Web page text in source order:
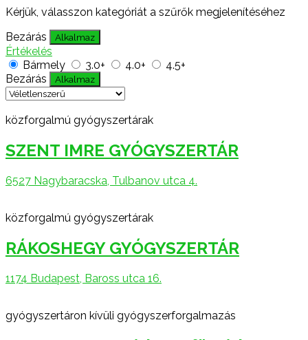
Kérjük, válasszon kategóriát a szűrők megjelenítéséhez
Bezárás
Alkalmaz
Értékelés
Bármely
3.0+ 4.0+
4.5+
Bezárás
Alkalmaz
közforgalmú gyógyszertárak
SZENT IMRE GYÓGYSZERTÁR
6527 Nagybaracska, Tulbanov utca 4.
közforgalmú gyógyszertárak
RÁKOSHEGY GYÓGYSZERTÁR
1174 Budapest, Baross utca 16.
gyógyszertáron kívüli gyógyszerforgalmazás